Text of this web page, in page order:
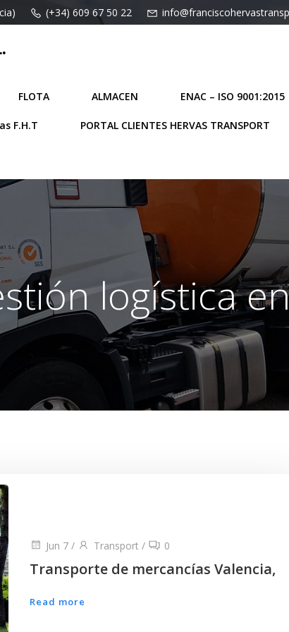
(+34) 609 67 50 22
FLOTA ALMACEN ENAC – ISO 9001:2015
F.H.T PORTAL CLIENTES HERVAS TRANSPORT
logística
Jun 7 / Transport / 0
Transporte de mercancías Valencia,
Read more